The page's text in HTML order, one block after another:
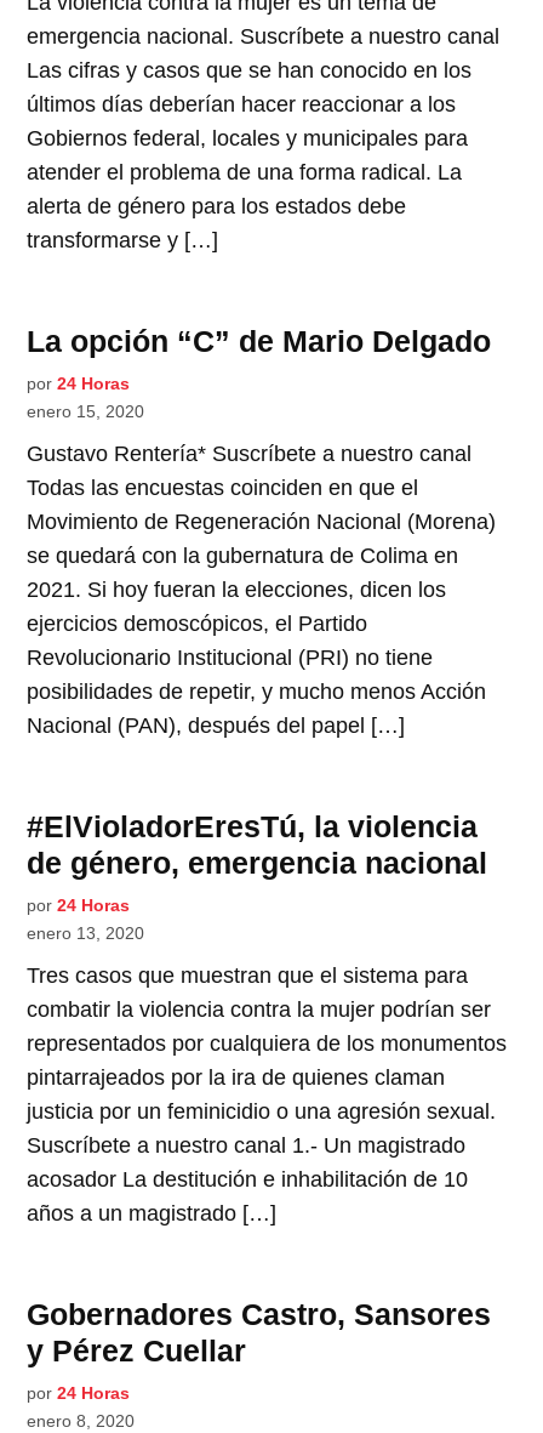
emergencia nacional. Suscríbete a nuestro canal
Las cifras y casos que se han conocido en los
últimos días deberían hacer reaccionar a los
Gobiernos federal, locales y municipales para
atender el problema de una forma radical. La
alerta de género para los estados debe
transformarse y […]
La opción “C” de Mario Delgado
por 24 Horas
enero 15, 2020
Gustavo Rentería* Suscríbete a nuestro canal
Todas las encuestas coinciden en que el
Movimiento de Regeneración Nacional (Morena)
se quedará con la gubernatura de Colima en
2021. Si hoy fueran la elecciones, dicen los
ejercicios demoscópicos, el Partido
Revolucionario Institucional (PRI) no tiene
posibilidades de repetir, y mucho menos Acción
Nacional (PAN), después del papel […]
#ElVioladorEresTú, la violencia
de género, emergencia nacional
por 24 Horas
enero 13, 2020
Tres casos que muestran que el sistema para
combatir la violencia contra la mujer podrían ser
representados por cualquiera de los monumentos
pintarrajeados por la ira de quienes claman
justicia por un feminicidio o una agresión sexual.
Suscríbete a nuestro canal 1.- Un magistrado
acosador La destitución e inhabilitación de 10
años a un magistrado […]
Gobernadores Castro, Sansores
y Pérez Cuellar
por 24 Horas
enero 8, 2020